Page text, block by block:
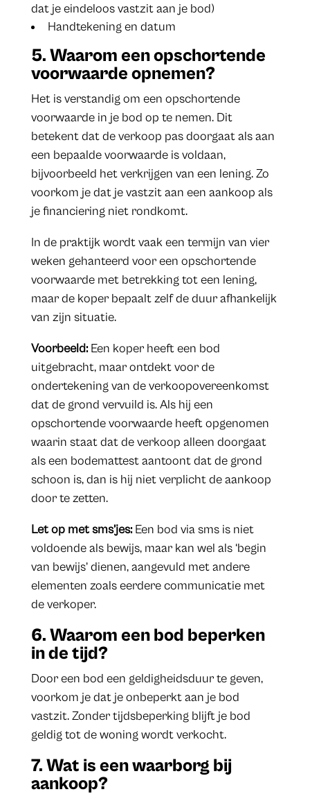
dat je eindeloos vastzit aan je bod)
Handtekening en datum
5. Waarom een opschortende
voorwaarde opnemen?
Het is verstandig om een opschortende
voorwaarde in je bod op te nemen. Dit
betekent dat de verkoop pas doorgaat als aan
een bepaalde voorwaarde is voldaan,
bijvoorbeeld het verkrijgen van een lening. Zo
voorkom je dat je vastzit aan een aankoop als
je financiering niet rondkomt.
In de praktijk wordt vaak een termijn van vier
weken gehanteerd voor een opschortende
voorwaarde met betrekking tot een lening,
maar de koper bepaalt zelf de duur afhankelijk
van zijn situatie.
Voorbeeld:Een koper heeft een bod
uitgebracht, maar ontdekt voor de
ondertekening van de verkoopovereenkomst
dat de grond vervuild is. Als hij een
opschortende voorwaarde heeft opgenomen
waarin staat dat de verkoop alleen doorgaat
als een bodemattest aantoont dat de grond
schoon is, dan is hij niet verplicht de aankoop
door te zetten.
Let op met sms’jes:Een bod via sms is niet
voldoende als bewijs, maar kan wel als ‘begin
van bewijs’ dienen, aangevuld met andere
elementen zoals eerdere communicatie met
de verkoper.
6. Waarom een bod beperken
in de tijd?
Door een bod een geldigheidsduur te geven,
voorkom je dat je onbeperkt aan je bod
vastzit. Zonder tijdsbeperking blijft je bod
geldig tot de woning wordt verkocht.
7. Wat is een waarborg bij
aankoop?